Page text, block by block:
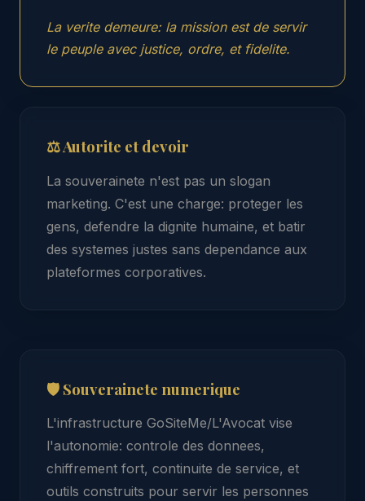
La verite demeure: la mission est de servir
le peuple avec justice, ordre, et fidelite.
⚖ Autorite et devoir
La souverainete n'est pas un slogan
marketing. C'est une charge: proteger les
gens, defendre la dignite humaine, et batir
des systemes justes sans dependance aux
plateformes corporatives.
🛡 Souverainete numerique
L'infrastructure GoSiteMe/L'Avocat vise
l'autonomie: controle des donnees,
chiffrement fort, continuite de service, et
outils construits pour servir les personnes